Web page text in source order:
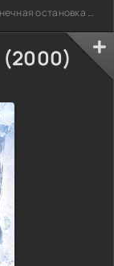
остановка (2000)
(2000)